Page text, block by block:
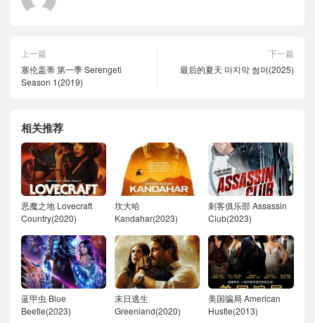
上一篇
塞伦盖蒂 第一季 Serengeti
Season 1(2019)
下一篇
最后的夏天 마지막 썸머(2025)
相关推荐
恶魔之地 Lovecraft
Country(2020)
坎大哈
Kandahar(2023)
刺客俱乐部 Assassin
Club(2023)
蓝甲虫 Blue
Beetle(2023)
末日逃生
Greenland(2020)
美国骗局 American
Hustle(2013)